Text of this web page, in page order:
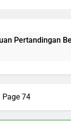
Dunia
Page 74